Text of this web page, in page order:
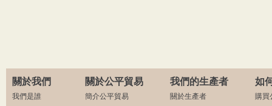
關於我們 關於公平貿易 我們的生產者 如
我們是誰
簡介公平貿易
關於生產者
購買